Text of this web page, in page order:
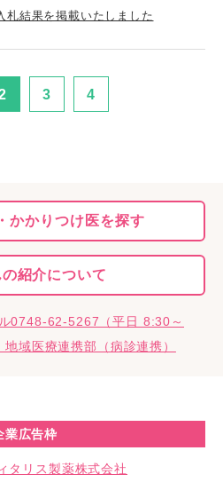
札結果を掲載いたしました
3 4
かかりつけ医を探す
紹介について
業広告枠